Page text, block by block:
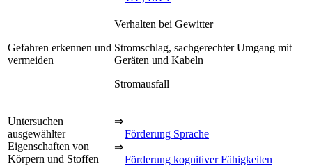
Gefahren erkennen und
vermeiden
Verhalten bei Gewitter
Stromschlag, sachgerechter Umgang mit
Geräten und Kabeln
Stromausfall
Untersuchen
ausgewählter
Eigenschaften von
Körpern und Stoffen
⇒
Förderung Sprache
⇒
Förderung kognitiver Fähigkeiten